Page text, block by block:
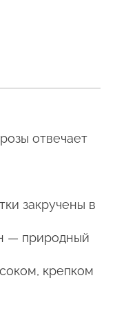
отвечает
закручены в
— природный
крепком